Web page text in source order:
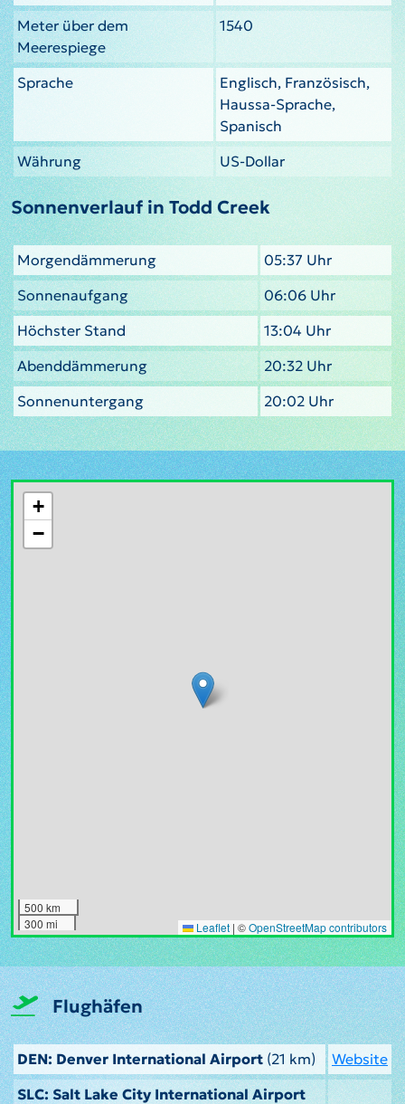
Meter über dem
Meerespiege
1540
Sprache
Englisch, Französisch,
Haussa-Sprache,
Spanisch
Währung
US-Dollar
Sonnenverlauf in Todd Creek
Morgendämmerung
05:37 Uhr
Sonnenaufgang
06:06 Uhr
Höchster Stand
13:04 Uhr
Abenddämmerung
20:32 Uhr
Sonnenuntergang
20:02 Uhr
+
−
500 km
300 mi
Leaflet | ©OpenStreetMap contributors
Flughäfen
DEN: Denver International Airport (21 km)
Website
SLC: Salt Lake City International Airport